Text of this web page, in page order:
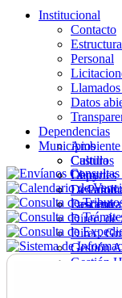
Institucional
Contacto
Personal
Datos
Dependencias
Cultura
Deportes
Direc. de
Direc.
Gestión
Gestión
Municipios
Castillos
Chuy
La
Lascano